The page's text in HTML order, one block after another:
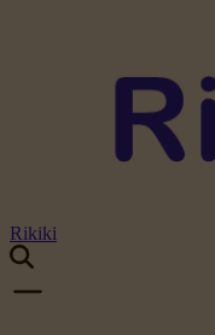
Rikiki